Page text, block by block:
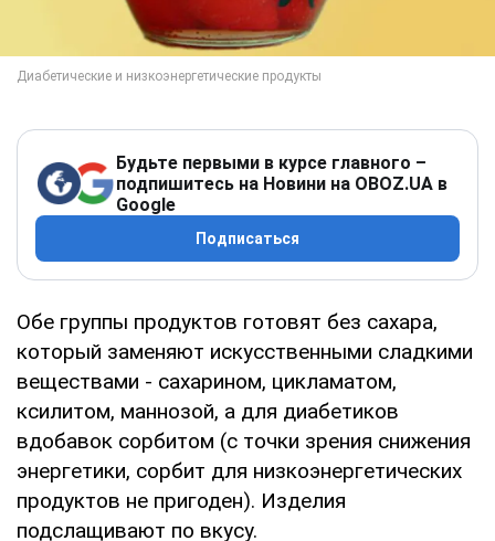
Будьте первыми в курсе главного –
подпишитесь на Новини на OBOZ.UA в
Google
Подписаться
Обе группы продуктов готовят без сахара,
который заменяют искусственными сладкими
веществами - сахарином, цикламатом,
ксилитом, маннозой, а для диабетиков
вдобавок сорбитом (с точки зрения снижения
энергетики, сорбит для низкоэнергетических
продуктов не пригоден). Изделия
подслащивают по вкусу.